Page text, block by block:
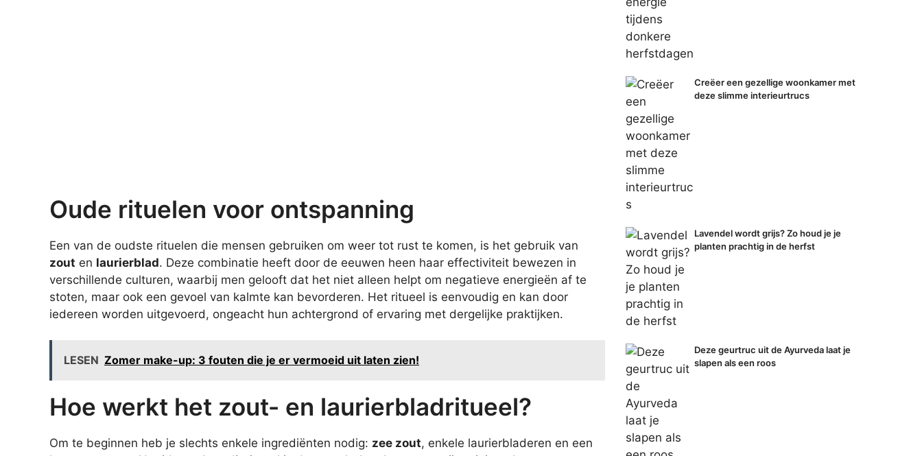
Oude rituelen voor ontspanning
Een van de oudste rituelen die mensen gebruiken om weer tot rust te komen, is het gebruik van
zout en laurierblad. Deze combinatie heeft door de eeuwen heen haar effectiviteit bewezen in
verschillende culturen, waarbij men gelooft dat het niet alleen helpt om negatieve energieën af te
stoten, maar ook een gevoel van kalmte kan bevorderen. Het ritueel is eenvoudig en kan door
iedereen worden uitgevoerd, ongeacht hun achtergrond of ervaring met dergelijke praktijken.
LESEN Zomer make-up: 3 fouten die je er vermoeid uit laten zien!
Hoe werkt het zout- en laurierbladritueel?
Om te beginnen heb je slechts enkele ingrediënten nodig: zee zout, enkele laurierbladeren en een
Creëer een gezellige woonkamer met
deze slimme interieurtrucs
Lavendel wordt grijs? Zo houd je je
planten prachtig in de herfst
Deze geurtruc uit de Ayurveda laat je
slapen als een roos